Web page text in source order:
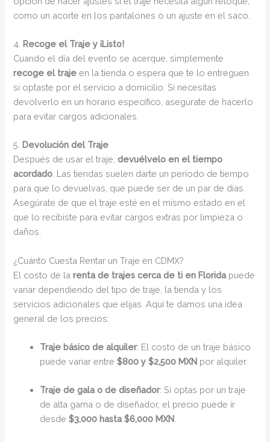
como un acorte en los pantalones o un ajuste en el saco.
4. Recoge el Traje y ¡Listo!
Cuando el día del evento se acerque, simplemente
recoge el traje en la tienda o espera que te lo entreguen
si optaste por el servicio a domicilio. Si necesitas
devolverlo en un horario específico, asegúrate de hacerlo
para evitar cargos adicionales.
5. Devolución del Traje
Después de usar el traje,devuélvelo en el tiempo
acordado . Las tiendas suelen darte un período de tiempo
para que lo devuelvas, que puede ser de un par de días.
Asegúrate de que el traje esté en el mismo estado en el
que lo recibiste para evitar cargos extras por limpieza o
daños.
¿Cuánto Cuesta Rentar un Traje en CDMX?
El costo de larenta de trajes cerca de ti en Floridapuede
variar dependiendo del tipo de traje, la tienda y los
servicios adicionales que elijas. Aquí te damos una idea
general de los precios:
Traje básico de alquiler: El costo de un traje básico
puede variar entre$800 y $2,500 MXN por alquiler.
Traje de gala o de diseñador: Si optas por un traje
de alta gama o de diseñador, el precio puede ir
desde$3,000 hasta $6,000 MXN